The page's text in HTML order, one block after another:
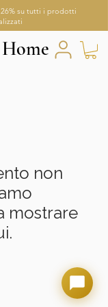
su tutti i prodotti
non
mostrare